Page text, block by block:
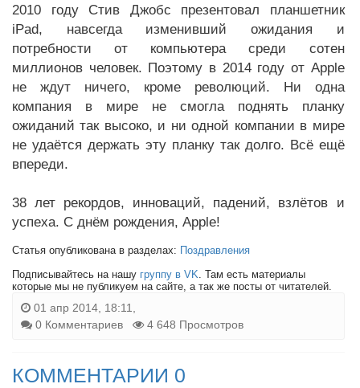
2010 году Стив Джобс презентовал планшетник
iPad, навсегда изменивший ожидания и
потребности от компьютера среди сотен
миллионов человек. Поэтому в 2014 году от Apple
не ждут ничего, кроме революций. Ни одна
компания в мире не смогла поднять планку
ожиданий так высоко, и ни одной компании в мире
не удаётся держать эту планку так долго. Всё ещё
впереди.
38 лет рекордов, инноваций, падений, взлётов и
успеха. С днём рождения, Apple!
Статья опубликована в разделах: Поздравления
Подписывайтесь на нашу группу в VK. Там есть материалы
которые мы не публикуем на сайте, а так же посты от читателей.
01 апр 2014, 18:11,
0 Комментариев
4 648 Просмотров
КОММЕНТАРИИ 0